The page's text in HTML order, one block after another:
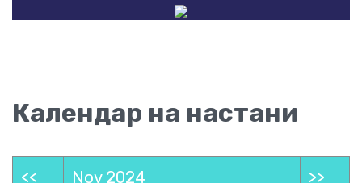
Календар на настани
<< Nov 2024 >>